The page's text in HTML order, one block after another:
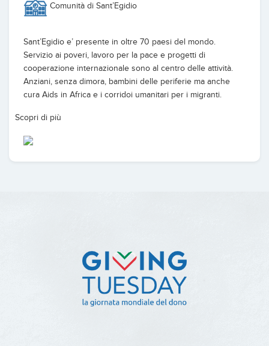
Comunità di Sant’Egidio
Sant’Egidio e’ presente in oltre 70 paesi del mondo.
Servizio ai poveri, lavoro per la pace e progetti di
cooperazione internazionale sono al centro delle attività.
Anziani, senza dimora, bambini delle periferie ma anche
cura Aids in Africa e i corridoi umanitari per i migranti.
Scopri di più